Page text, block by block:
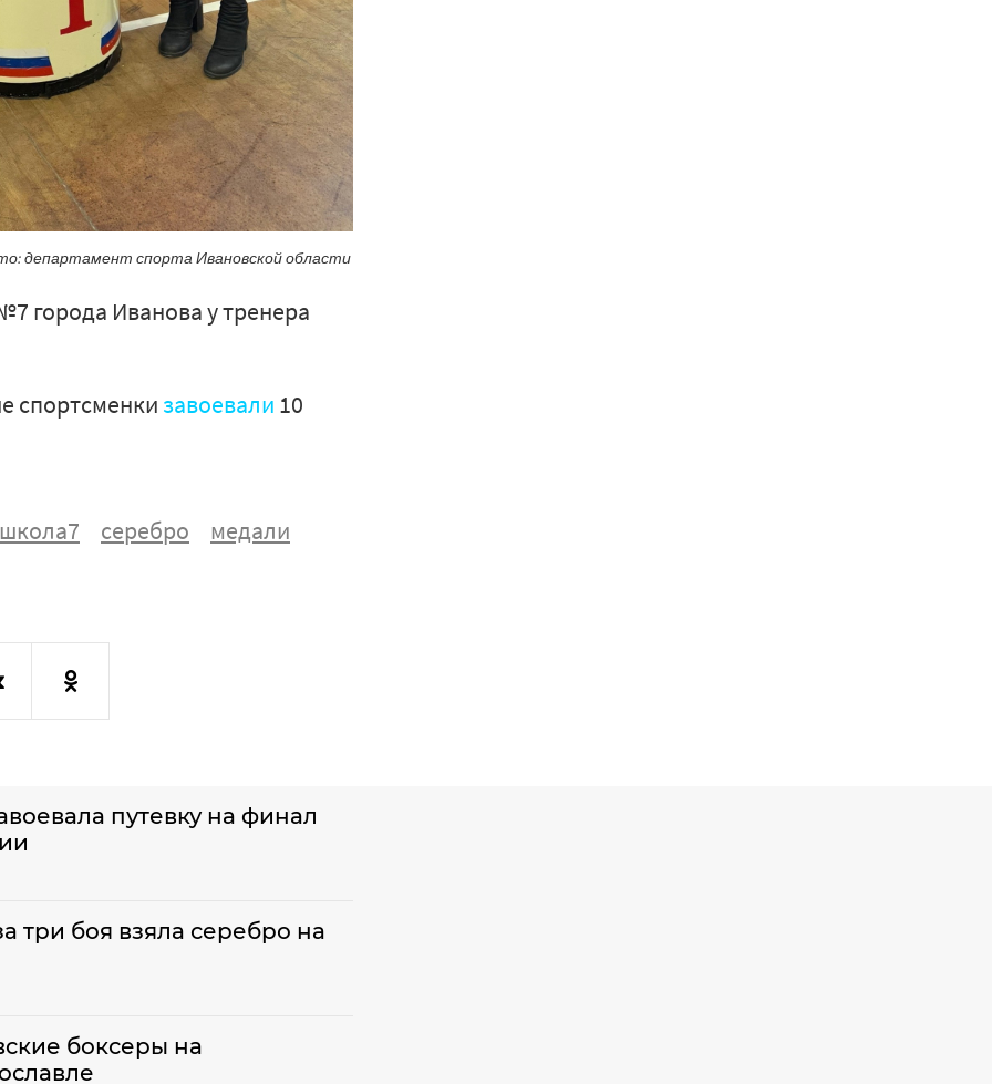
департамент спорта Ивановской области
города Иванова у тренера
спортсменки завоевали 10
серебро медали
путевку на финал
три боя взяла серебро на
боксеры на